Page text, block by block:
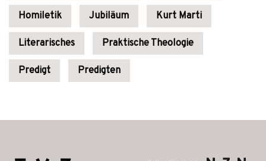
Homiletik Jubiläum Kurt Marti
Literarisches Praktische Theologie
Predigt Predigten